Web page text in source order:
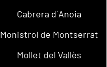
Cabrera d´Anoia
Monistrol de Montserrat
Mollet del Vallès